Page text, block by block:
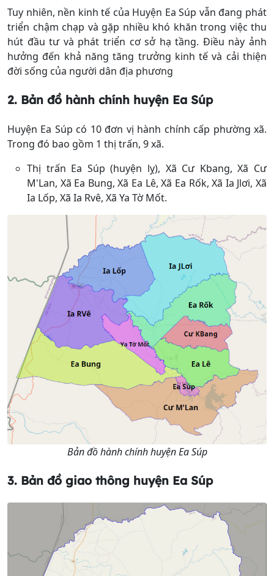
Tuy nhiên, nền kinh tế của Huyện Ea Súp vẫn đang phát
triển chậm chạp và gặp nhiều khó khăn trong việc thu
hút đầu tư và phát triển cơ sở hạ tầng. Điều này ảnh
hưởng đến khả năng tăng trưởng kinh tế và cải thiện
đời sống của người dân địa phương
2. Bản đồ hành chính huyện Ea Súp
Huyện Ea Súp có 10 đơn vị hành chính cấp phường xã.
Trong đó bao gồm 1 thị trấn, 9 xã.
Thị trấn Ea Súp (huyện lỵ), Xã Cư Kbang, Xã Cư
M'Lan, Xã Ea Bung, Xã Ea Lê, Xã Ea Rốk, Xã Ia Jlơi, Xã
Ia Lốp, Xã Ia Rvê, Xã Ya Tờ Mốt.
Bản đồ hành chính huyện Ea Súp
3. Bản đồ giao thông huyện Ea Súp